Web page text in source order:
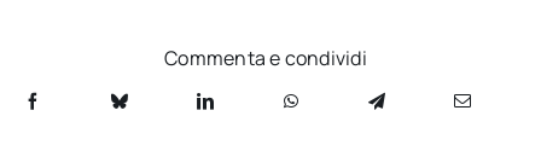
Commenta e condividi